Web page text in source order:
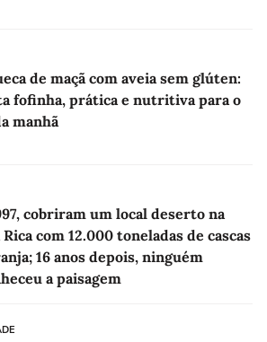
de maçã com aveia sem glúten:
fofinha, prática e nutritiva para o
manhã
cobriram um local deserto na
com 12.000 toneladas de cascas
16 anos depois, ninguém
a paisagem